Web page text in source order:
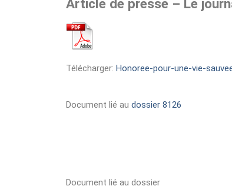
Article de presse – Le
Télécharger: Honoree-pour-une-vie-
Document lié au dossier 8126
Document lié au dossier